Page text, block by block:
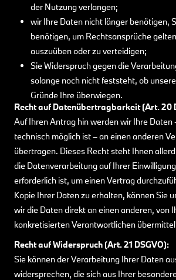
der Nutzung verlangen;
wir Ihre Daten nicht länger benötigen,
benötigen, um Rechtsansprüche
auszuüben oder zu verteidigen;
Sie Widerspruch gegen die
solange noch nicht feststeht, ob
Gründe Ihre überwiegen.
Recht auf Datenübertragbarkeit (Art. 20
Auf Ihren Antrag hin werden wir Ihre Daten
technisch möglich ist – an einen anderen
übertragen. Dieses Recht steht Ihnen
die Datenverarbeitung auf Ihrer
erforderlich ist, um einen Vertrag
Kopie Ihrer Daten zu erhalten, können Sie
wir die Daten direkt an einen anderen, von
konkretisierten Verantwortlichen
Recht auf Widerspruch (Art. 21 DSGVO):
Sie können der Verarbeitung Ihrer Daten
widersprechen, die sich aus Ihrer